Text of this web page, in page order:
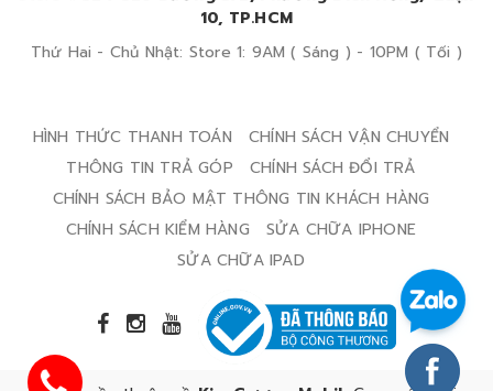
10, TP.HCM
Thứ Hai - Chủ Nhật: Store 1: 9AM ( Sáng ) - 10PM ( Tối )
HÌNH THỨC THANH TOÁN
CHÍNH SÁCH VẬN CHUYỂN
THÔNG TIN TRẢ GÓP
CHÍNH SÁCH ĐỔI TRẢ
CHÍNH SÁCH BẢO MẬT THÔNG TIN KHÁCH HÀNG
CHÍNH SÁCH KIỂM HÀNG
SỬA CHỮA IPHONE
SỬA CHỮA IPAD